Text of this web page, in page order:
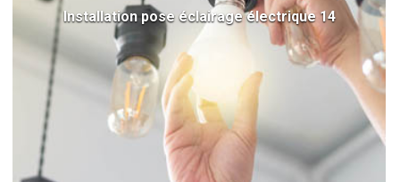
Installation pose éclairage électrique 14